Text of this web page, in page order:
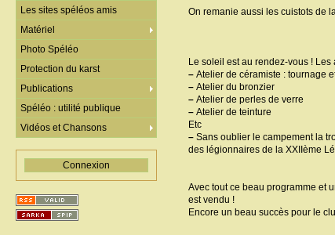
On remanie aussi les cuistots de
Le soleil est au rendez-vous !
– Atelier de céramiste : tournage
– Atelier du bronzier
– Atelier de perles de verre
– Atelier de teinture
Etc
– Sans oublier le campement la
des légionnaires de la XXIIème
Avec tout ce beau programme et
est vendu !
Encore un beau succès pour le
Les sites spéléos amis
Matériel
Photo Spéléo
Protection du karst
Publications
Spéléo : utilité publique
Vidéos et Chansons
Connexion